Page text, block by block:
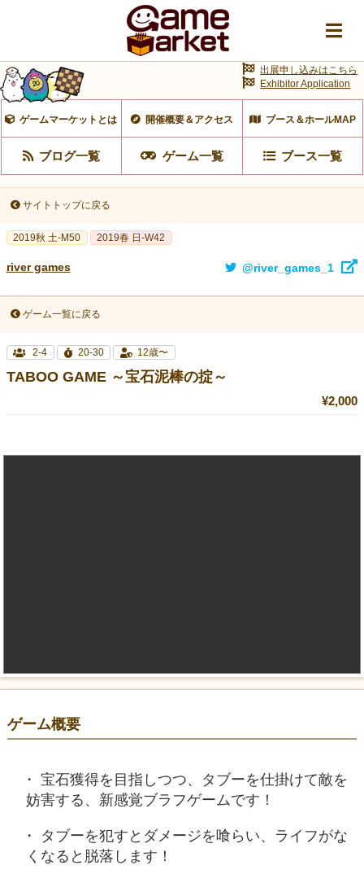
ゲームマーケットとは 開催概要＆アクセス ブース＆ホールMAP
ブログ一覧 ゲーム一覧 ブース一覧
出展申し込みはこちら
Exhibitor Application
サイトトップに戻る
2019秋 土-M50 2019春 日-W42
river games @river_games_1
ゲーム一覧に戻る
2-4 20-30 12歳〜
TABOO GAME ～宝石泥棒の掟～
¥2,000
ゲーム概要
宝石獲得を目指しつつ、タブーを仕掛けて敵を
妨害する、新感覚ブラフゲームです！
タブーを犯すとダメージを喰らい、ライフがな
くなると脱落します！